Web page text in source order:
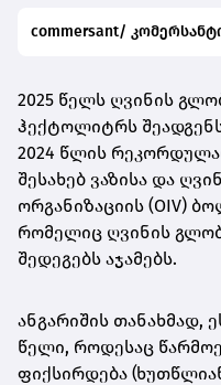
commersant/
2025 წელს ღვინის
ჰექტოლიტრს
2024 წლის
შესახებ ვაზისა და
ორგანიზაციის (OIV)
რომელიც ღვინის
შედეგებს აჯამებს.
ანგარიშის თანახმად,
წელი, როდესაც
ფიქსირდება